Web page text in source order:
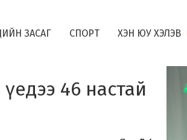
ЗАСАГ СПОРТ ХЭН ЮУ ХЭЛЭВ
46 настай